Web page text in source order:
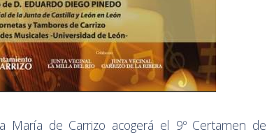
María de Carrizo acogerá el 9º Certamen de